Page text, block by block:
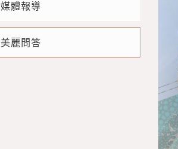
媒體報導
美麗問答